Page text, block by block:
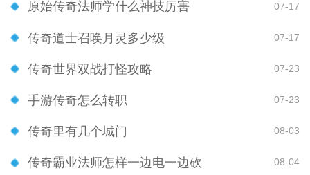
原始传奇法师学什么神技厉害 07-17
传奇道士召唤月灵多少级 07-17
传奇世界双战打怪攻略 07-23
手游传奇怎么转职 07-23
传奇里有几个城门 08-03
传奇霸业法师怎样一边电一边砍 08-04